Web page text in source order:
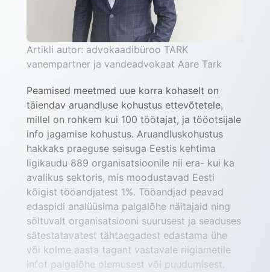
Artikli autor: advokaadibüroo TARK
vanempartner ja vandeadvokaat Aare Tark
Peamised meetmed uue korra kohaselt on
täiendav aruandluse kohustus ettevõtetele,
millel on rohkem kui 100 töötajat, ja tööotsijale
info jagamise kohustus. Aruandluskohustus
hakkaks praeguse seisuga Eestis kehtima
ligikaudu 889 organisatsioonile nii era- kui ka
avalikus sektoris, mis moodustavad Eesti
kõigist tööandjatest 1%. Tööandjad peavad
edaspidi analüüsima palgalõhe näitajaid ning
sõltuvalt organisatsiooni suurusest ja seaduses
sätestatavatest tähtaegadest edastama ühe
või kolme aasta tagant vastavale riigiametile
infot palgalõhe olemusest või puudumisest.